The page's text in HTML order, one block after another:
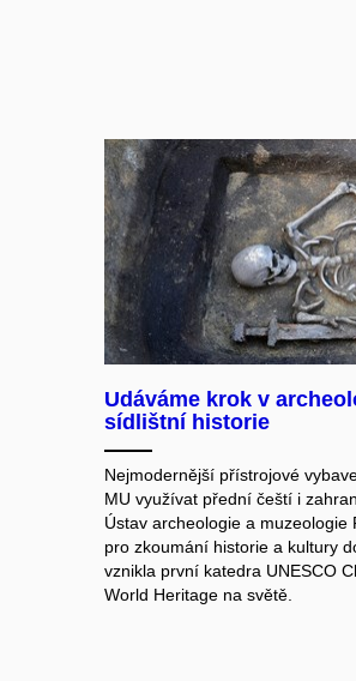
Udáváme krok v
sídlištní historie
Nejmodernější přístrojové
MU využívat přední čeští i
Ústav archeologie a muzeologie
pro zkoumání historie a kultury
vznikla první katedra UNESCO
World Heritage na světě.